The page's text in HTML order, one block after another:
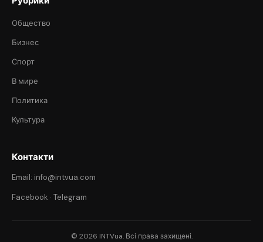
Общество
Бизнес
Спорт
В мире
Политика
Культура
Контакти
Email: info@intvua.com
Facebook · Telegram
© 2026 INTVua. Всі права захищені.